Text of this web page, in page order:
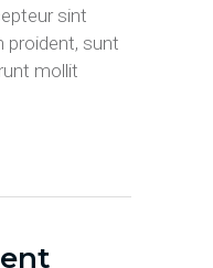
sint
proident, sunt
mollit